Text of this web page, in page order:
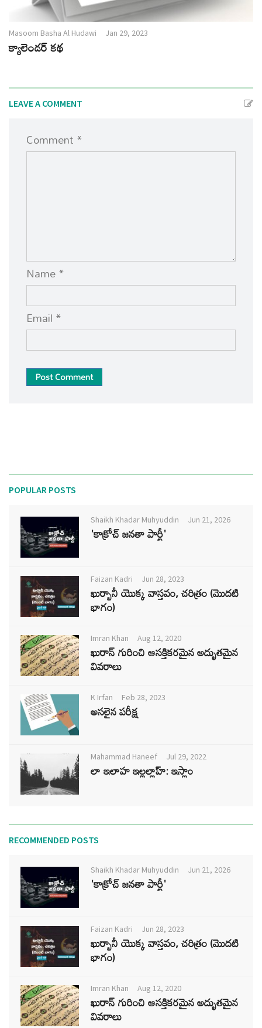
Masoom Basha Al Hudawi Jan 29, 2023
క్యాలెండర్ కథ
LEAVE A COMMENT
Comment *
Name *
Email *
Post Comment
POPULAR POSTS
Shaikh Khadar Muhyuddin Jun 21, 2026
'కాక్రోచ్ జనతా పార్టీ'
Faizan Kadri Jun 28, 2023
ఖుర్బానీ యొక్క వాస్తవం, చరిత్రం (మొదటి
భాగం)
Imran Khan Aug 12, 2020
ఖురాన్ గురించి ఆసక్తికరమైన అద్భుతమైన
వివరాలు
K Irfan Feb 28, 2023
అసలైన పరీక్ష
Mahammad Haneef Jul 29, 2022
లా ఇలాహ ఇల్లల్లాహ్: ఇస్లాం
RECOMMENDED POSTS
Shaikh Khadar Muhyuddin Jun 21, 2026
'కాక్రోచ్ జనతా పార్టీ'
Faizan Kadri Jun 28, 2023
ఖుర్బానీ యొక్క వాస్తవం, చరిత్రం (మొదటి
భాగం)
Imran Khan Aug 12, 2020
ఖురాన్ గురించి ఆసక్తికరమైన అద్భుతమైన
వివరాలు